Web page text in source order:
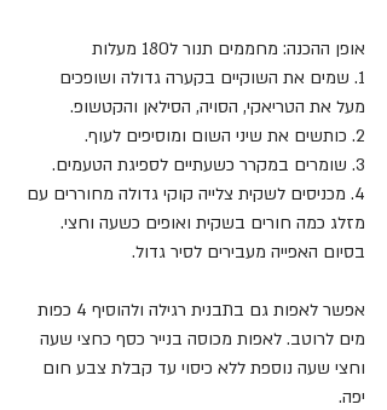
אופן ההכנה: מחממים תנור ל180 מעלות
1. שמים את השוקיים בקערה גדולה ושופכים
מעל את הטריאקי, הסויה, הסילאן והקטשופ.
2. כותשים את שיני השום ומוסיפים לעוף.
3. שומרים במקרר כשעתיים לספיגת הטעמים.
4. מכניסים לשקית צלייה קוקי גדולה מחוררים עם
מזלג כמה חורים בשקית ואופים כשעה וחצי.
בסיום האפייה מעבירים לסיר גדול.
אפשר לאפות גם בתבנית רגילה ולהוסיף 4 כפות
מים לרוטב. לאפות מכוסה בנייר כסף כחצי שעה
וחצי שעה נוספת ללא כיסוי עד קבלת צבע חום
יפה.